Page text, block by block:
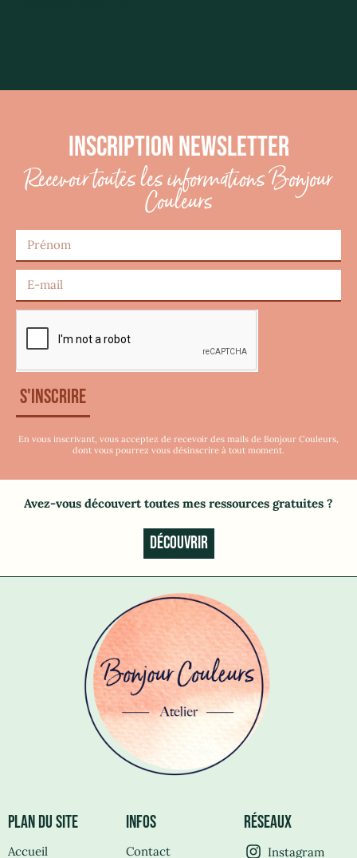
INSCRIPTION NEWSLETTER
Recevoir toutes les informations Bonjour
Couleurs
S'inscrire
En vous inscrivant, vous acceptez de recevoir des mails de Bonjour Couleurs,
dont vous pourrez vous désinscrire à tout moment.
Avez-vous découvert toutes mes ressources gratuites ?
DÉCOUVRIR
PLAN DU SITE
Accueil
INFOS
Contact
RÉSEAUX
Instagram